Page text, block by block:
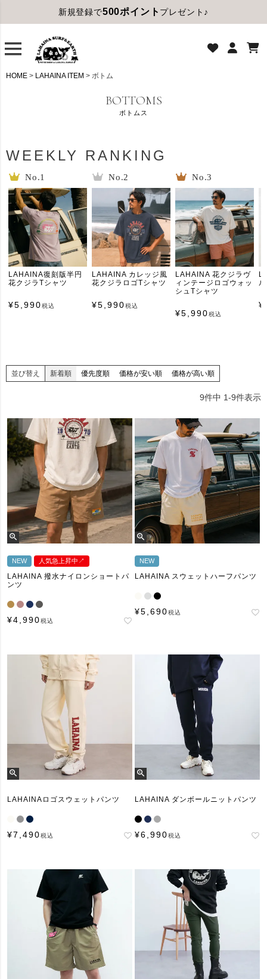
新規登録で500ポイント プレゼント♪
HOME LAHAINA ITEM ボトム
BOTTOMS
ボトムス
WEEKLY RANKING
LAHAINA復刻版半円
花クジラTシャツ
¥5,990税込
LAHAINA カレッジ風
花クジラロゴTシャツ
¥5,990税込
LAHAINA 花クジラヴ
ィンテージロゴウォッ
シュTシャツ
¥5,990税込
¥
並び替え 新着順 優先度順 価格が安い順 価格が高い順
9件中 1-9件表示
NEW 人気急上昇中↗︎
LAHAINA 撥水ナイロンショートパ
ンツ
¥4,990税込
NEW
LAHAINA スウェットハーフパンツ
¥5,690税込
LAHAINAロゴスウェットパンツ
¥7,490税込
LAHAINA ダンボールニットパンツ
¥6,990税込